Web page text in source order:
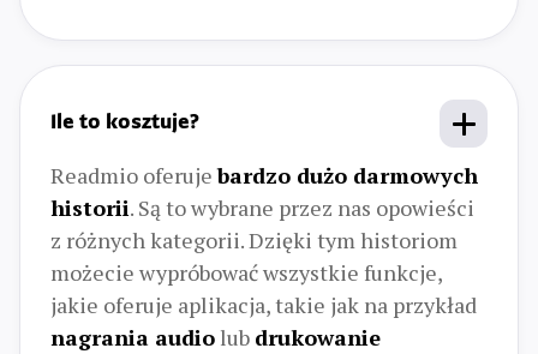
Ile to kosztuje?
Readmio oferujebardzo dużo darmowych
historii. Są to wybrane przez nas opowieści
z różnych kategorii. Dzięki tym historiom
możecie wypróbować wszystkie funkcje,
jakie oferuje aplikacja, takie jak na przykład
nagrania audio lub drukowanie